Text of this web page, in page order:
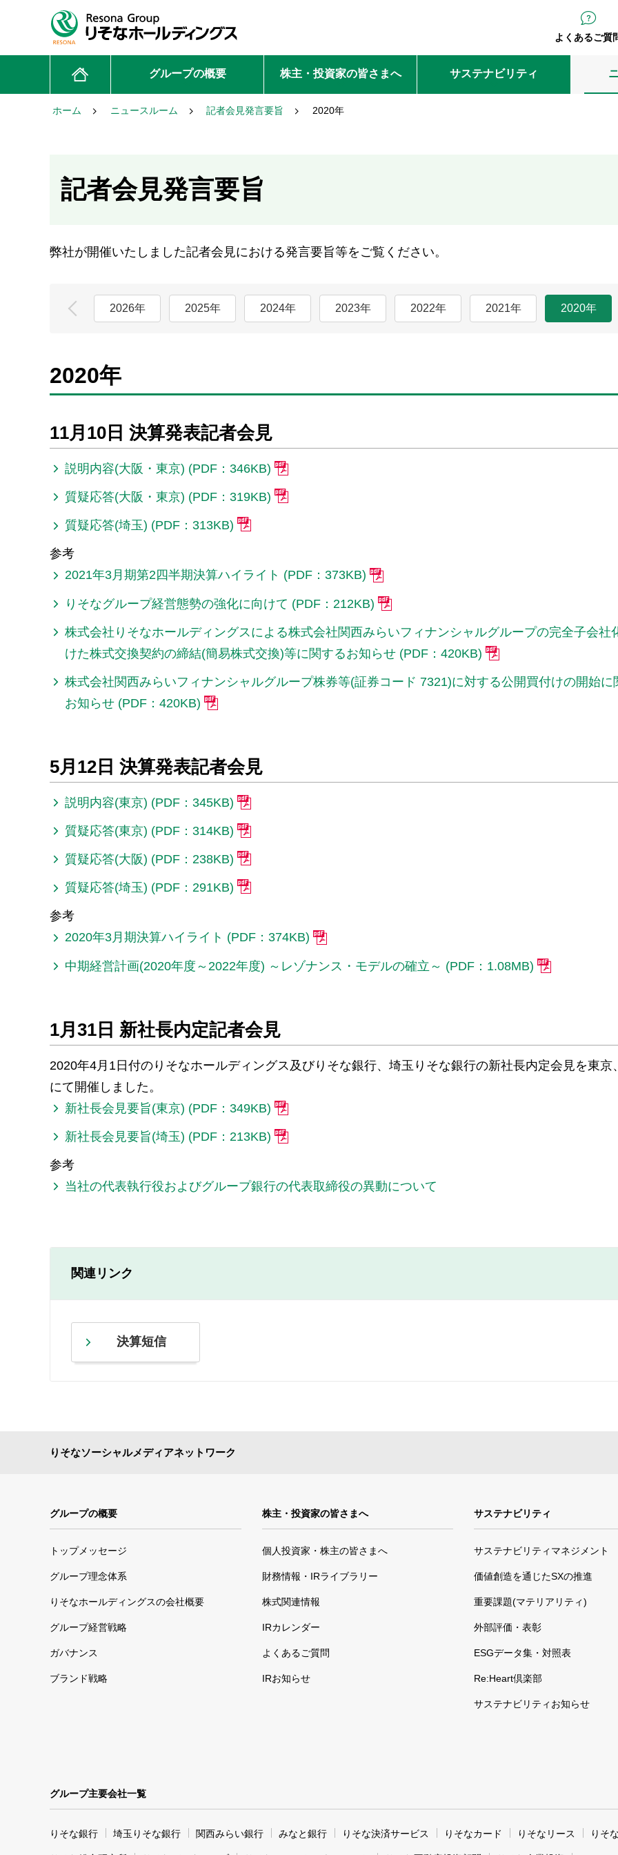
よくあるご質
グループの概要 株主・投資家の皆さまへ サステナビリティ
ホーム ニュースルーム 記者会見発言要旨 2020年
記者会見発言要旨
弊社が開催いたしました記者会見における発言要旨等をご覧ください。
2026年 2025年 2024年 2023年 2022年 2021年 2020年
2020年
11月10日 決算発表記者会見
説明内容(大阪・東京) (PDF：346KB)
質疑応答(大阪・東京) (PDF：319KB)
質疑応答(埼玉) (PDF：313KB)
参考
2021年3月期第2四半期決算ハイライト (PDF：373KB)
りそなグループ経営態勢の強化に向けて (PDF：212KB)
株式会社りそなホールディングスによる株式会社関西みらいフィナンシャルグループの完全子会社
けた株式交換契約の締結(簡易株式交換)等に関するお知らせ (PDF：420KB)
株式会社関西みらいフィナンシャルグループ株券等(証券コード 7321)に対する公開買付けの開始に
お知らせ (PDF：420KB)
5月12日 決算発表記者会見
説明内容(東京) (PDF：345KB)
質疑応答(東京) (PDF：314KB)
質疑応答(大阪) (PDF：238KB)
質疑応答(埼玉) (PDF：291KB)
参考
2020年3月期決算ハイライト (PDF：374KB)
中期経営計画(2020年度～2022年度) ～レゾナンス・モデルの確立～ (PDF：1.08MB)
1月31日 新社長内定記者会見
2020年4月1日付のりそなホールディングス及びりそな銀行、埼玉りそな銀行の新社長内定会見を東京
にて開催しました。
新社長会見要旨(東京) (PDF：349KB)
新社長会見要旨(埼玉) (PDF：213KB)
参考
当社の代表執行役およびグループ銀行の代表取締役の異動について
関連リンク
決算短信
りそなソーシャルメディアネットワーク
グループの概要
トップメッセージ
グループ理念体系
りそなホールディングスの会社概要
グループ経営戦略
ガバナンス
ブランド戦略
株主・投資家の皆さまへ
個人投資家・株主の皆さまへ
財務情報・IRライブラリー
株式関連情報
IRカレンダー
よくあるご質問
IRお知らせ
サステナビリティ
サステナビリティマネジメント
価値創造を通じたSXの推進
重要課題(マテリアリティ)
外部評価・表彰
ESGデータ集・対照表
Re:Heart倶楽部
サステナビリティお知らせ
グループ主要会社一覧
りそな銀行 埼玉りそな銀行 関西みらい銀行 みなと銀行 りそな決済サービス りそなカード りそなリース りそ